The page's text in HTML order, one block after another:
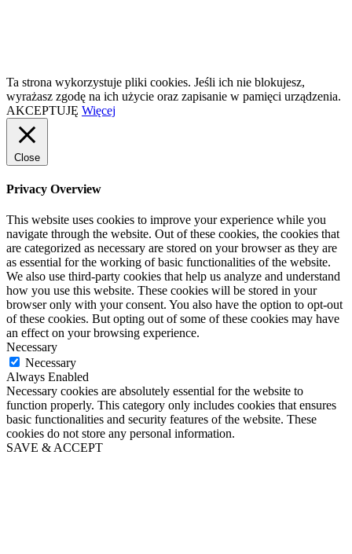
Ta strona wykorzystuje pliki cookies. Jeśli ich nie blokujesz,
wyrażasz zgodę na ich użycie oraz zapisanie w pamięci urządzenia.
AKCEPTUJĘ Więcej
Close
Privacy Overview
This website uses cookies to improve your experience while you
navigate through the website. Out of these cookies, the cookies that
are categorized as necessary are stored on your browser as they are
as essential for the working of basic functionalities of the website.
We also use third-party cookies that help us analyze and understand
how you use this website. These cookies will be stored in your
browser only with your consent. You also have the option to opt-out
of these cookies. But opting out of some of these cookies may have
an effect on your browsing experience.
Necessary
Necessary
Always Enabled
Necessary cookies are absolutely essential for the website to
function properly. This category only includes cookies that ensures
basic functionalities and security features of the website. These
cookies do not store any personal information.
SAVE & ACCEPT